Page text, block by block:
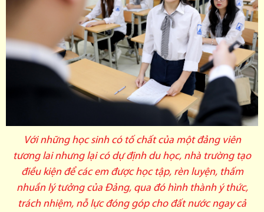
Với những học sinh có tố chất của một đảng viên
tương lai nhưng lại có dự định du học, nhà trường tạo
điều kiện để các em được học tập, rèn luyện, thấm
nhuần lý tưởng của Đảng, qua đó hình thành ý thức,
trách nhiệm, nỗ lực đóng góp cho đất nước ngay cả